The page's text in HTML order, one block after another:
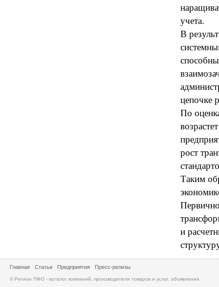
учета.
В
цепочке
По
рост
Таким
и
Главная Статьи Предприятия Пресс-релизы
© Регион ПФО - каталог компаний, производители товаров и услуг, объявления